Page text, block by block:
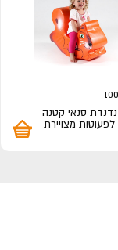
נדנדת סנאי קטנה
לפעוטות מצויירת